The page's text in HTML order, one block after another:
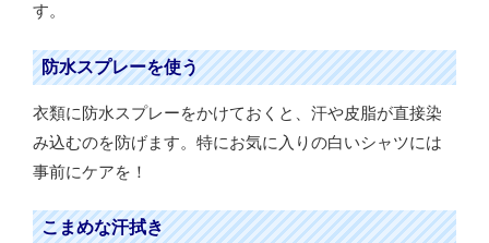
す。
防水スプレーを使う
衣類に防水スプレーをかけておくと、汗や皮脂が直接染
み込むのを防げます。特にお気に入りの白いシャツには
事前にケアを！
こまめな汗拭き